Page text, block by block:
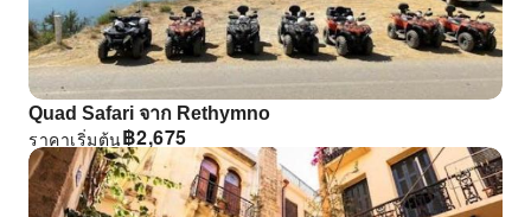
Quad Safari จาก Rethymno
฿2,675
ราคาเริ่มต้น